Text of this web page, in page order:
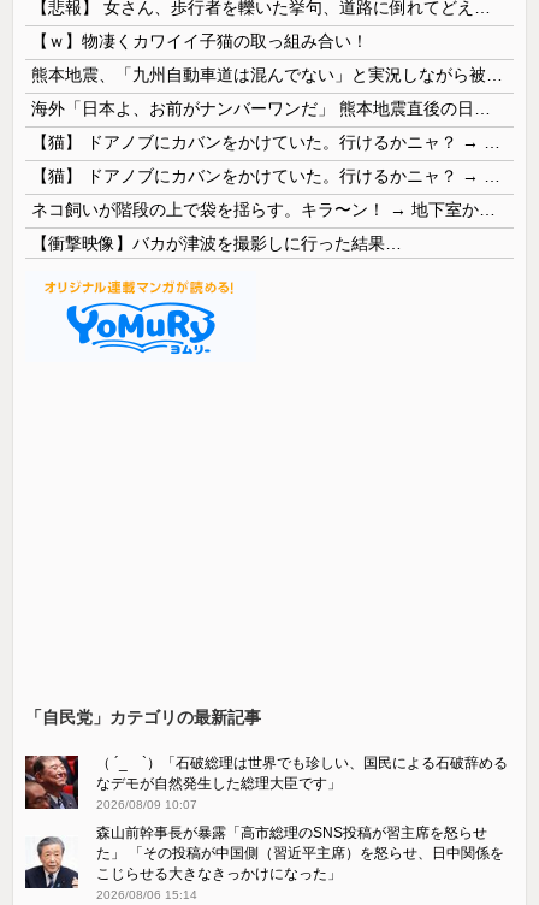
【ｗ】物凄くカワイイ子猫の取っ組み合い！
【衝撃映像】バカが津波を撮影しに行った結果…
「自民党」カテゴリの最新記事
（ ´_ゝ`）「石破総理は世界でも珍しい、国民による石破辞める
なデモが自然発生した総理大臣です」
2026/08/09 10:07
森山前幹事長が暴露「高市総理のSNS投稿が習主席を怒らせ
た」 「その投稿が中国側（習近平主席）を怒らせ、日中関係を
こじらせる大きなきっかけになった」
2026/08/06 15:14